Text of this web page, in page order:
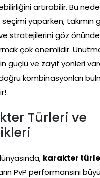
artırabilir. Bu
yaparken, takımın
ve stratejilerini göz önünde
çok önemlidir.
güçlü ve zayıf yönleri
kombinasyonları
Türleri ve
karakter
PvP performansını